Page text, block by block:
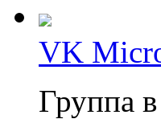
VK
Группа